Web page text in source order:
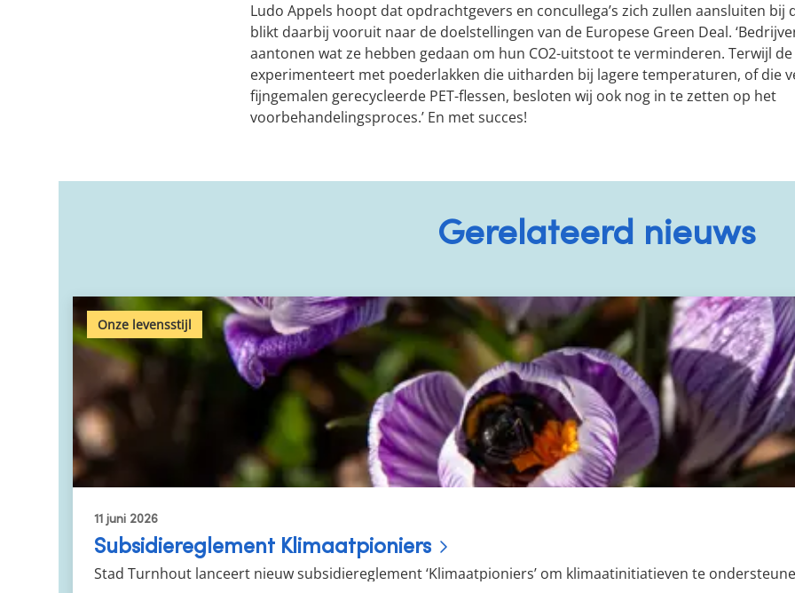
Ludo Appels hoopt dat opdrachtgevers en concullega’s zich zullen aansluiten bij
blikt daarbij vooruit naar de doelstellingen van de Europese Green Deal.
aantonen wat ze hebben gedaan om hun CO2-uitstoot te verminderen. Terwijl
experimenteert met poederlakken die uitharden bij lagere temperaturen, of die
fijngemalen gerecycleerde PET-flessen, besloten wij ook nog in te zetten op het
voorbehandelingsproces.’ En met succes!
Gerelateerd nieuws
Subsidiereglement Klimaatpioniers
11 juni 2026
Onze levensstijl
Stad Turnhout lanceert nieuw subsidiereglement ‘Klimaatpioniers’ om klimaatinitiatieven te